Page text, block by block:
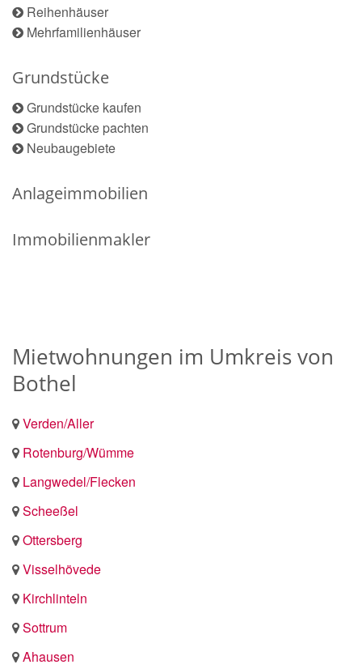
Reihenhäuser
Mehrfamilienhäuser
Grundstücke
Grundstücke kaufen
Grundstücke pachten
Neubaugebiete
Anlageimmobilien
Immobilienmakler
Mietwohnungen im Umkreis von
Bothel
Verden/Aller
Rotenburg/Wümme
Langwedel/Flecken
Scheeßel
Ottersberg
Visselhövede
Kirchlinteln
Sottrum
Ahausen